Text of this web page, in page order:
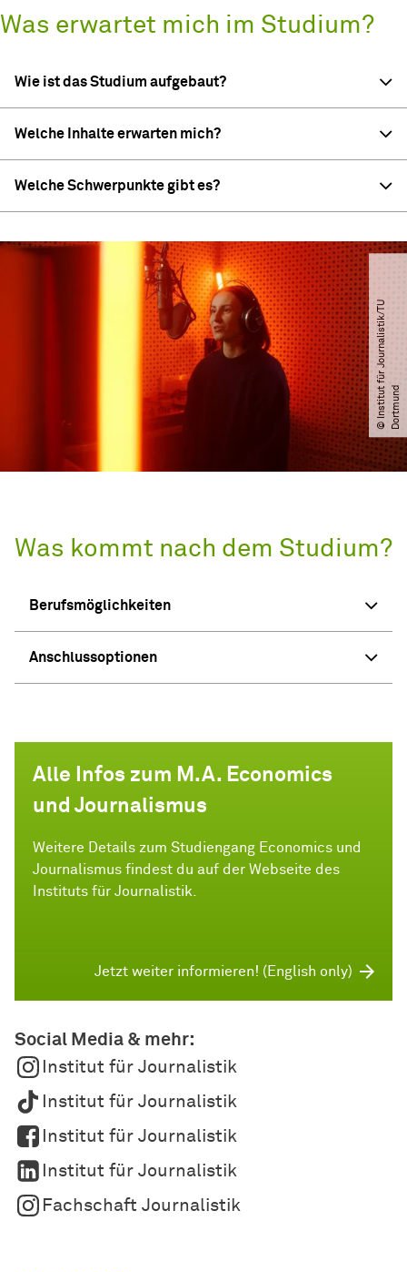
Was erwartet mich im Studium?
Wie ist das Studium aufgebaut?
Welche Inhalte erwarten mich?
Welche Schwerpunkte gibt es?
©
I
n
s
t
i
t
ut
f
ü
r
J
o
u
r
n
a
l
i
s
t
i
k​
/​
T
U
D
o
r
t
m
u
nd
Was kommt nach dem Studium?
Berufsmöglichkeiten
Anschlussoptionen
Alle Infos zum M.A. Economics
und Journalismus
Weitere Details zum Studiengang Economics und
Journalismus findest du auf der Webseite des
Instituts für Journalistik.
Jetzt weiter informieren! (English only)
Social Media & mehr:
Institut für Journalistik
Institut für Journalistik
Institut für Journalistik
Institut für Journalistik
Fachschaft Journalistik